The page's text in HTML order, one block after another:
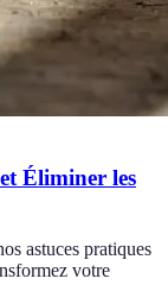
Éliminer les
astuces pratiques
votre